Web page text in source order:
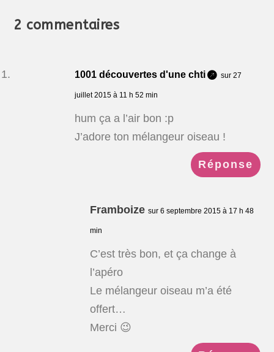
2 commentaires
1001 découvertes d'une chti sur 27
juillet 2015 à 11 h 52 min
hum ça a l’air bon :p
J’adore ton mélangeur oiseau !
Réponse
Framboize sur 6 septembre 2015 à 17 h 48
min
C’est très bon, et ça change à
l’apéro
Le mélangeur oiseau m’a été
offert…
Merci 😉